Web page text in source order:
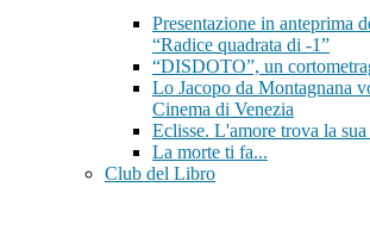
Presentazione in anteprima
“Radice quadrata di -1”
“DISDOTO”, un
Lo Jacopo da Montagnana
Cinema di Venezia
Eclisse. L'amore trova la sua
La morte ti fa...
Club del Libro